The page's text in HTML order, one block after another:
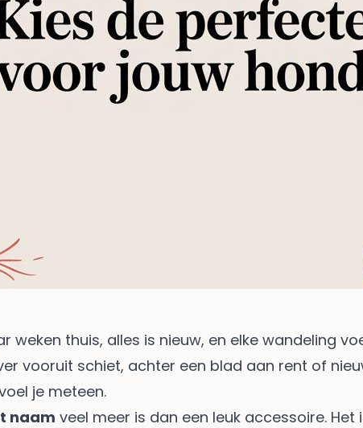
weken thuis, alles is nieuw, en elke wandeling
vooruit schiet, achter een blad aan rent of
je meteen.
naam veel meer is dan een leuk accessoire.